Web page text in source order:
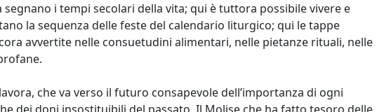
i tempi secolari della vita; qui è tuttora possibile vivere e
la sequenza delle feste del calendario liturgico; qui le tappe
avvertite nelle consuetudini alimentari, nelle pietanze rituali, nelle
che va verso il futuro consapevole dell’importanza di ogni